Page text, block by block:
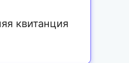
квитанция